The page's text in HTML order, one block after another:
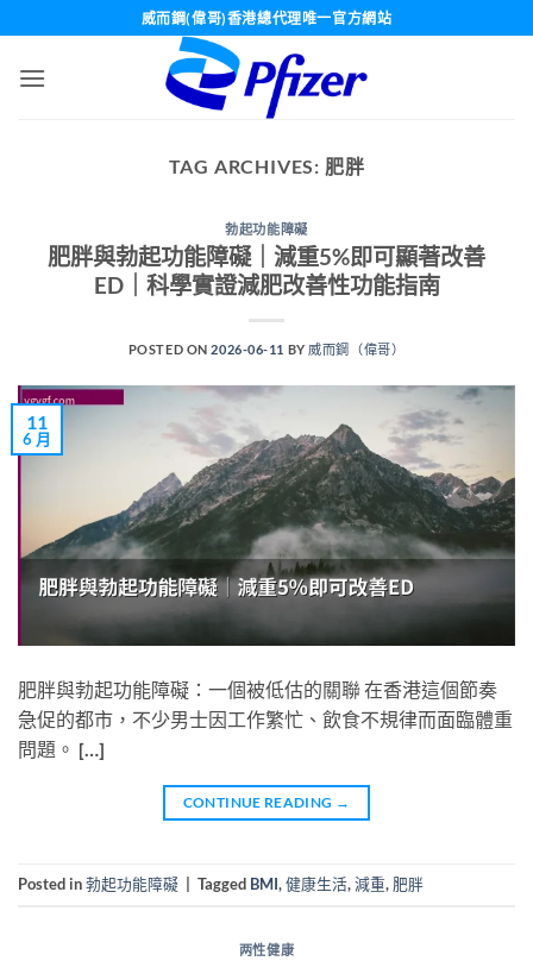
content
威而鋼(偉哥)香港總代理唯一官方網站
TAG ARCHIVES: 肥胖
勃起功能障礙
肥胖與勃起功能障礙｜減重5%即可顯著改善
ED｜科學實證減肥改善性功能指南
POSTED ON2026-06-11 BY 威而鋼（偉哥）
11
6 月
肥胖與勃起功能障礙：一個被低估的關聯 在香港這個節奏
急促的都市，不少男士因工作繁忙、飲食不規律而面臨體重
問題。 […]
CONTINUE READING →
Posted in勃起功能障礙 Tagged BMI,健康生活,減重,肥胖
两性健康